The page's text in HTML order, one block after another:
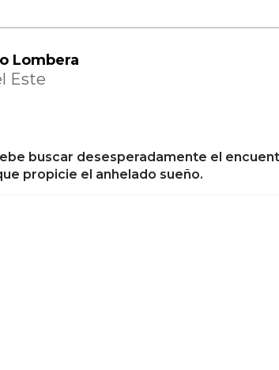
Lombera
Este
buscar desesperadamente el
propicie el anhelado sueño.